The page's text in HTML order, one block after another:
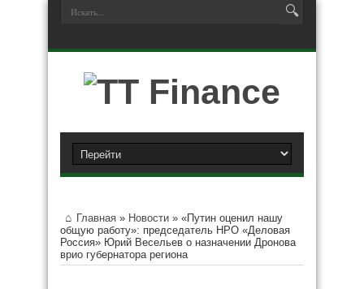
Главная » Новости » «Путин оценил нашу
общую работу»: председатель НРО «Деловая
Россия» Юрий Весельев о назначении Дронова
врио губернатора региона